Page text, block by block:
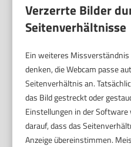
Verzerrte Bilder
Seitenverhältnisse
Ein weiteres
denken, die Webcam passe
Seitenverhältnis an.
das Bild gestreckt oder
Einstellungen in der
darauf, dass das
Anzeige übereinstimmen.